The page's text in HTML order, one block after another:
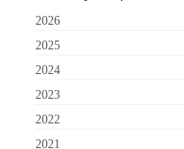
2026
2025
2024
2023
2022
2021